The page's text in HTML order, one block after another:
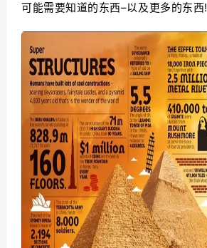
可能需要知道的东西–以及更多的东西!